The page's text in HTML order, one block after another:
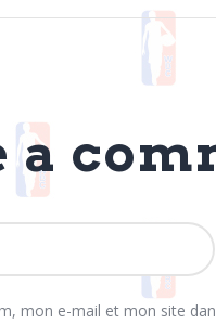
a
mon e-mail et mon site